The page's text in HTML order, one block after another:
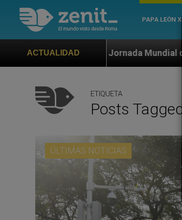
PAPA LEÓN
ACTUALIDAD
Mundial de la Juventud Seúl 2027
ETIQUETA
Posts
ÚLTIMAS NOTICIAS